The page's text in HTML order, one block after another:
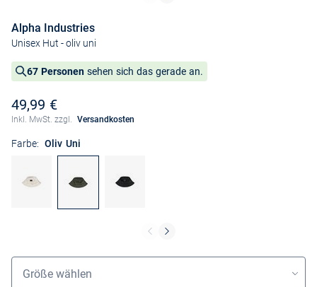
Alpha Industries
Unisex Hut - oliv uni
67 Personen sehen sich das gerade an.
49,99 €
Inkl. MwSt. zzgl. Versandkosten
Farbe: Oliv Uni
Grössenauswahl
Größe wählen